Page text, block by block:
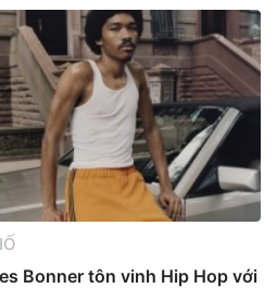
Bonner tôn vinh Hip Hop với